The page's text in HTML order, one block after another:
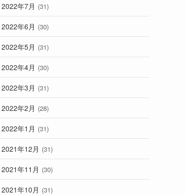
2022年7月 (31)
2022年6月 (30)
2022年5月 (31)
2022年4月 (30)
2022年3月 (31)
2022年2月 (28)
2022年1月 (31)
2021年12月 (31)
2021年11月 (30)
2021年10月 (31)